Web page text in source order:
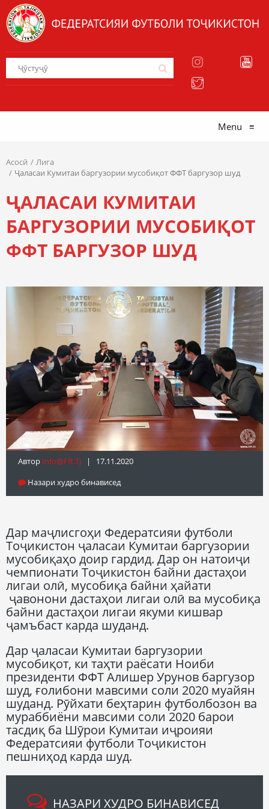
Menu ≡
Асосӣ
Лига
Ҷаласаи Кумитаи баргузории мусобиқот ФФТ баргузор шуд
ҶАЛАСАИ КУМИТАИ
БАРГУЗОРИИ МУСОБИҚОТ
ФФТ БАРГУЗОР ШУД
Автор Info@fft.tj | 17.11.2020
Назари худро бинависед
Дар маҷлисгоҳи Федератсияи футболи
Тоҷикистон ҷаласаи Кумитаи баргузории
мусобиқаҳо доир гардид. Дар он натоиҷи
чемпионати Тоҷикистон байни дастаҳои
лигаи олӣ, мусобиқа байни ҳайати
ҷавонони дастаҳои лигаи олӣ ва мусобиқа
байни дастаҳои лигаи якуми кишвар
ҷамъбаст карда шуданд.
Дар ҷаласаи Кумитаи баргузории
мусобиқот, ки таҳти раёсати Ноиби
президенти ФФТ Алишер Урунов баргузор
шуд, ғолибони мавсими соли 2020 муайян
шуданд. Рӯйхати беҳтарин футболбозон ва
мураббиёни мавсими соли 2020 барои
тасдиқ ба Шӯрои Кумитаи иҷроияи
Федератсияи футболи Тоҷикистон
пешниҳод карда шуд.
НАЗАРИ ХУДРО БИНАВИСЕД